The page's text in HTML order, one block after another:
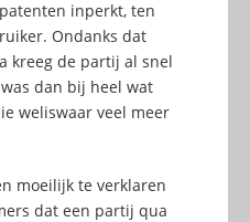
inperkt, ten
Ondanks dat
kreeg de partij al snel
dan bij heel wat
weliswaar veel meer
moeilijk te verklaren
dat een partij qua